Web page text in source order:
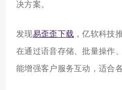
决方案。
发现易歪歪下载 ，亿软科技
在通过语音存储、批量操作
能增强客户服务互动，适合